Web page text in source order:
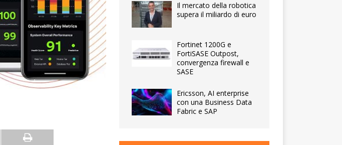
Il mercato della robotica
supera il miliardo di euro
Fortinet 1200G e
FortiSASE Outpost,
convergenza firewall e
SASE
Ericsson, AI enterprise
con una Business Data
Fabric e SAP